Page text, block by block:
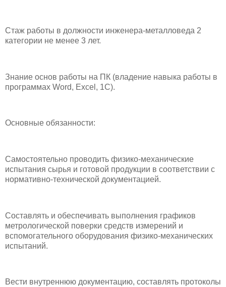
Стаж работы в должности инженера-металловеда 2
категории не менее 3 лет.
Знание основ работы на ПК (владение навыка работы в
программах Word, Excel, 1С).
Основные обязанности:
Самостоятельно проводить физико-механические
испытания сырья и готовой продукции в соответствии с
нормативно-технической документацией.
Составлять и обеспечивать выполнения графиков
метрологической поверки средств измерений и
вспомогательного оборудования физико-механических
испытаний.
Вести внутреннюю документацию, составлять протоколы